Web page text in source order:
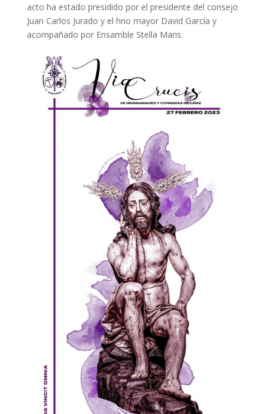
acto ha estado presidido por el presidente del consejo
Juan Carlos Jurado y el hno mayor David García y
acompañado por Ensamble Stella Maris.